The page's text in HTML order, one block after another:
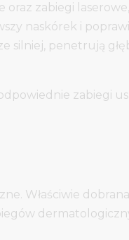
zabiegi
naskórek i
silniej, penetrują
zabiegi
Właściwie